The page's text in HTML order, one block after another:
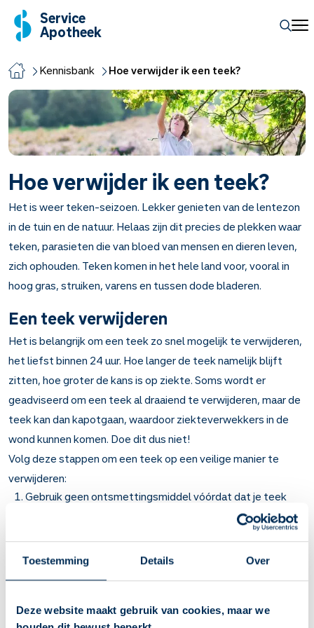
Toestemming Details Over
Deze website maakt gebruik van cookies, maar we
Service
Apotheek
Kennisbank Hoe verwijder ik een teek?
Hoe verwijder ik een teek?
Het is weer teken-seizoen. Lekker genieten van de lentezon
in de tuin en de natuur. Helaas zijn dit precies de plekken waar
teken, parasieten die van bloed van mensen en dieren leven,
zich ophouden. Teken komen in het hele land voor, vooral in
hoog gras, struiken, varens en tussen dode bladeren.
Een teek verwijderen
Het is belangrijk om een teek zo snel mogelijk te verwijderen,
het liefst binnen 24 uur. Hoe langer de teek namelijk blijft
zitten, hoe groter de kans is op ziekte. Soms wordt er
geadviseerd om een teek al draaiend te verwijderen, maar de
teek kan dan kapotgaan, waardoor ziekteverwekkers in de
wond kunnen komen. Doe dit dus niet!
Volg deze stappen om een teek op een veilige manier te
verwijderen:
Gebruik geen ontsmettingsmiddel vóórdat dat je teek
verwijdert. De teek kan dan gaan spugen, hierdoor worden
Pak met een tekentang of een pincet de teek zo dicht
mogelijk bij de huid vast en verwijder de teek door deze
recht uit de huid te trekken.
met alcohol of jodium.